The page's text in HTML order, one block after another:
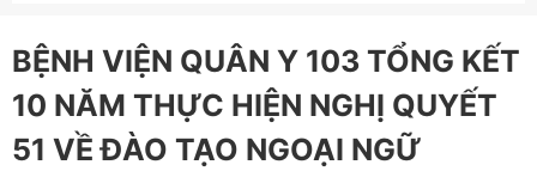
BỆNH VIỆN QUÂN Y 103 TỔNG KẾT
10 NĂM THỰC HIỆN NGHỊ QUYẾT
51 VỀ ĐÀO TẠO NGOẠI NGỮ